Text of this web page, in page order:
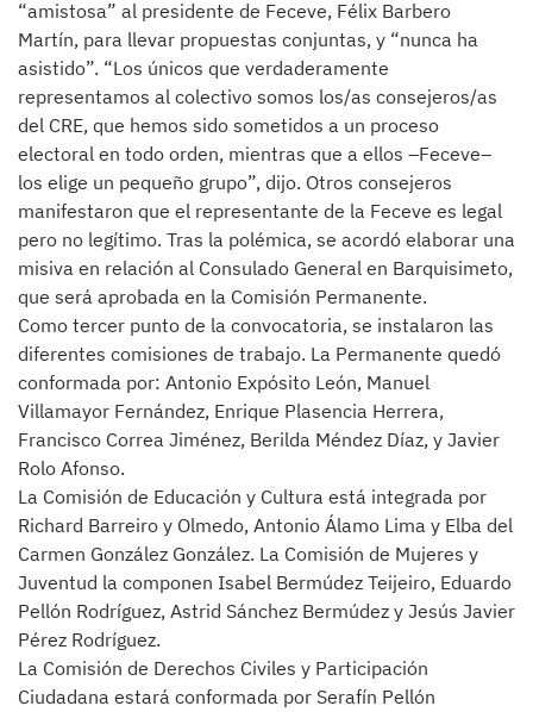
“amistosa” al presidente de Feceve, Félix Barbero
Martín, para llevar propuestas conjuntas, y “nunca ha
asistido”. “Los únicos que verdaderamente
representamos al colectivo somos los/as consejeros/as
del CRE, que hemos sido sometidos a un proceso
electoral en todo orden, mientras que a ellos –Feceve–
los elige un pequeño grupo”, dijo. Otros consejeros
manifestaron que el representante de la Feceve es legal
pero no legítimo. Tras la polémica, se acordó elaborar una
misiva en relación al Consulado General en Barquisimeto,
que será aprobada en la Comisión Permanente.
Como tercer punto de la convocatoria, se instalaron las
diferentes comisiones de trabajo. La Permanente quedó
conformada por: Antonio Expósito León, Manuel
Villamayor Fernández, Enrique Plasencia Herrera,
Francisco Correa Jiménez, Berilda Méndez Díaz, y Javier
Rolo Afonso.
La Comisión de Educación y Cultura está integrada por
Richard Barreiro y Olmedo, Antonio Álamo Lima y Elba del
Carmen González González. La Comisión de Mujeres y
Juventud la componen Isabel Bermúdez Teijeiro, Eduardo
Pellón Rodríguez, Astrid Sánchez Bermúdez y Jesús Javier
Pérez Rodríguez.
La Comisión de Derechos Civiles y Participación
Ciudadana estará conformada por Serafín Pellón